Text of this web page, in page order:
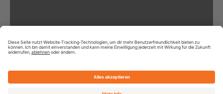
Diese Online-Plattform ist ein Service der KVpro.de GmbH